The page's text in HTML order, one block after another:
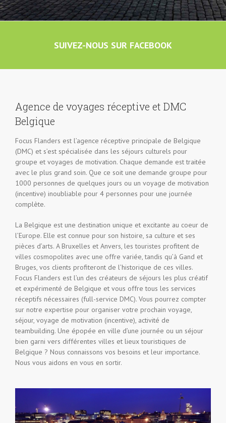
SUIVEZ-NOUS SUR FACEBOOK
Agence de voyages réceptive et DMC
Belgique
Focus Flanders est l’agence réceptive principale de Belgique
(DMC) et s’est spécialisée dans les séjours culturels pour
groupe et voyages de motivation. Chaque demande est traitée
avec le plus grand soin. Que ce soit une demande groupe pour
1000 personnes de quelques jours ou un voyage de motivation
(incentive) inoubliable pour 4 personnes pour une journée
complète.
La Belgique est une destination unique et excitante au coeur de
l’Europe. Elle est connue pour son histoire, sa culture et ses
pièces d’arts. A Bruxelles et Anvers, les touristes profitent de
villes cosmopolites avec une offre variée, tandis qu’à Gand et
Bruges, vos clients profiteront de l’historique de ces villes.
Focus Flanders est l’un des créateurs de séjours les plus créatif
et expérimenté de Belgique et vous offre tous les services
réceptifs nécessaires (full-service DMC). Vous pourrez compter
sur notre expertise pour organiser votre prochain voyage,
séjour, voyage de motivation (incentive), activité de
teambuilding. Une épopée en ville d’une journée ou un séjour
bien garni vers différentes villes et lieux touristiques de
Belgique ? Nous connaissons vos besoins et leur importance.
Nous vous aidons en vous en sortir.